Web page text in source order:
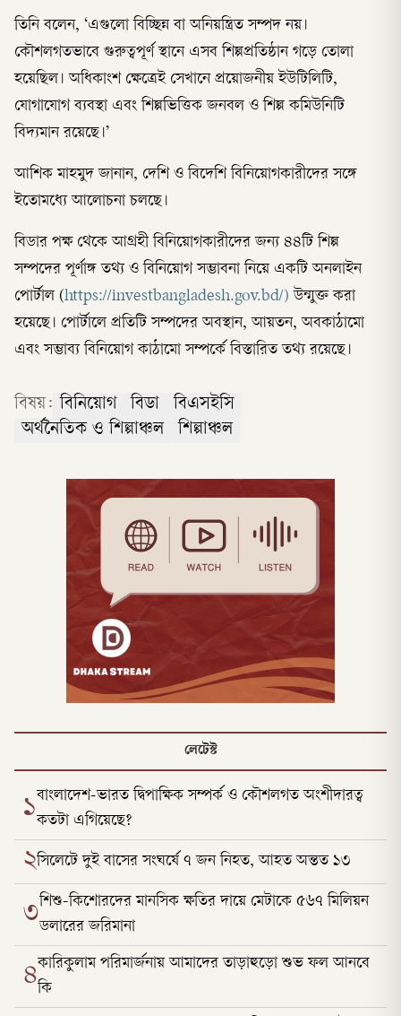
তিনি বলেন, ‘এগুলো বিচ্ছিন্ন বা অনিয়ন্ত্রিত সম্পদ নয়।
কৌশলগতভাবে গুরুত্বপূর্ণ স্থানে এসব শিল্পপ্রতিষ্ঠান গড়ে তোলা
হয়েছিল। অধিকাংশ ক্ষেত্রেই সেখানে প্রয়োজনীয় ইউটিলিটি,
যোগাযোগ ব্যবস্থা এবং শিল্পভিত্তিক জনবল ও শিল্প কমিউনিটি
বিদ্যমান রয়েছে।’
আশিক মাহমুদ জানান, দেশি ও বিদেশি বিনিয়োগকারীদের সঙ্গে
ইতোমধ্যে আলোচনা চলছে।
বিডার পক্ষ থেকে আগ্রহী বিনিয়োগকারীদের জন্য ৪৪টি শিল্প
সম্পদের পূর্ণাঙ্গ তথ্য ও বিনিয়োগ সম্ভাবনা নিয়ে একটি অনলাইন
পোর্টাল (https://investbangladesh.gov.bd/) উন্মুক্ত করা
হয়েছে। পোর্টালে প্রতিটি সম্পদের অবস্থান, আয়তন, অবকাঠামো
এবং সম্ভাব্য বিনিয়োগ কাঠামো সম্পর্কে বিস্তারিত তথ্য রয়েছে।
বিষয়: বিনিয়োগ বিডা
বিএসইসি
অর্থনৈতিক ও শিল্পাঞ্চল
শিল্পাঞ্চল
লেটেস্ট
১বাংলাদেশ-ভারত দ্বিপাক্ষিক সম্পর্ক ও কৌশলগত অংশীদারত্ব
কতটা এগিয়েছে?
২সিলেটে দুই বাসের সংঘর্ষে ৭ জন নিহত, আহত অন্তত ১৩
৩শিশু-কিশোরদের মানসিক ক্ষতির দায়ে মেটাকে ৫৬৭ মিলিয়ন
ডলারের জরিমানা
৪কারিকুলাম পরিমার্জনায় আমাদের তাড়াহুড়ো শুভ ফল আনবে
কি